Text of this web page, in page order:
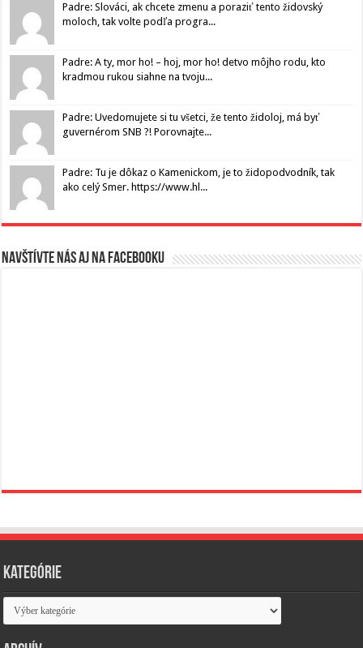
Padre: Slováci, ak chcete zmenu a poraziť tento židovský
moloch, tak volte podľa progra...
Padre: A ty, mor ho! – hoj, mor ho! detvo môjho rodu, kto
kradmou rukou siahne na tvoju...
Padre: Uvedomujete si tu všetci, že tento židoloj, má byť
guvernérom SNB ?! Porovnajte...
Padre: Tu je dôkaz o Kamenickom, je to židopodvodník, tak
ako celý Smer. https://www.hl...
Navštívte nás aj na Facebooku
Kategórie
Kategórie